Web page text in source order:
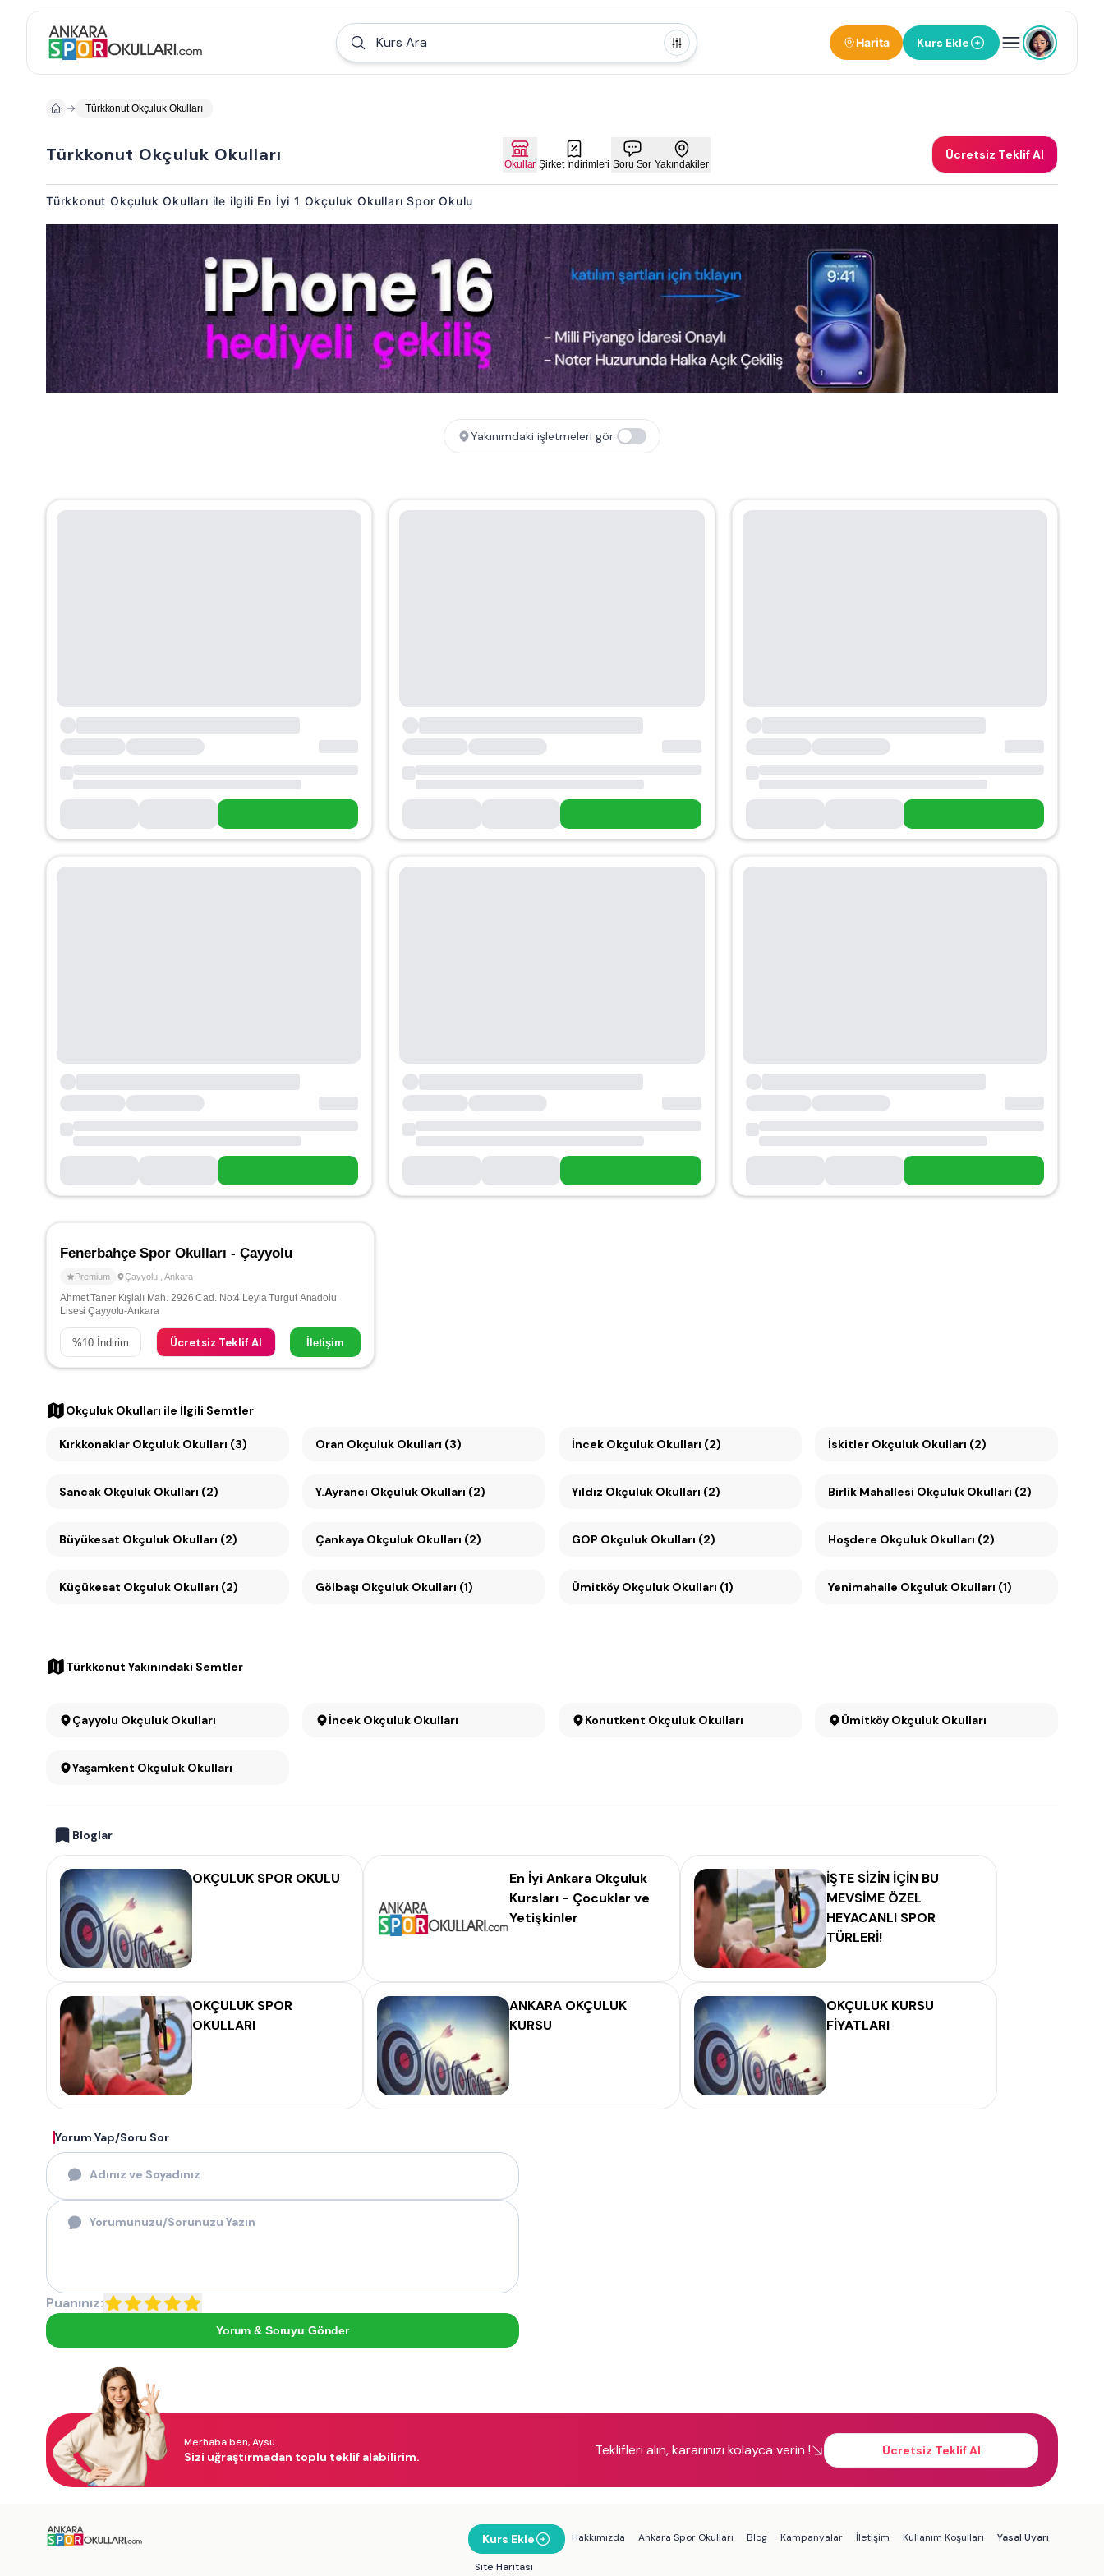
Kurs Ara Harita Kurs Ekle
Türkkonut Okçuluk Okulları
Türkkonut Okçuluk Okulları Okullar Şirket İndirimleri Soru Sor Yakındakiler
Ücretsiz Teklif Al
Türkkonut Okçuluk Okulları ile ilgili En İyi 1 Okçuluk Okulları Spor Okulu
Yakınımdaki işletmeleri gör
Fenerbahçe Spor Okulları - Çayyolu
Premium Çayyolu Ankara
Ahmet Taner Kışlalı Mah. 2926 Cad. No:4 Leyla Turgut Anadolu
Lisesi Çayyolu-Ankara
%10 İndirim Ücretsiz Teklif Al İletişim
Okçuluk Okulları ile İlgili Semtler
Kırkkonaklar Okçuluk Okulları (3) Oran Okçuluk Okulları (3) İncek Okçuluk Okulları (2) İskitler Okçuluk Okulları (2)
Sancak Okçuluk Okulları (2) Y.Ayrancı Okçuluk Okulları (2) Yıldız Okçuluk Okulları (2) Birlik Mahallesi Okçuluk Okulları (2)
Büyükesat Okçuluk Okulları (2) Çankaya Okçuluk Okulları (2) GOP Okçuluk Okulları (2) Hoşdere Okçuluk Okulları (2)
Küçükesat Okçuluk Okulları (2) Gölbaşı Okçuluk Okulları (1) Ümitköy Okçuluk Okulları (1) Yenimahalle Okçuluk Okulları (1)
Türkkonut Yakınındaki Semtler
Çayyolu Okçuluk Okulları İncek Okçuluk Okulları Konutkent Okçuluk Okulları Ümitköy Okçuluk Okulları
Yaşamkent Okçuluk Okulları
Bloglar
OKÇULUK SPOR OKULU
En İyi Ankara Okçuluk
Kursları - Çocuklar ve
Yetişkinler
İŞTE SİZİN İÇİN BU
MEVSİME ÖZEL
HEYACANLI SPOR
TÜRLERİ!
OKÇULUK SPOR
OKULLARI
ANKARA OKÇULUK
KURSU
OKÇULUK KURSU
FİYATLARI
Yorum Yap/Soru Sor
Puanınız:
Yorum & Soruyu Gönder
Merhaba ben, Aysu.
Sizi uğraştırmadan toplu teklif alabilirim. Teklifleri alın, kararınızı kolayca verin ! Ücretsiz Teklif Al
Kurs Ekle Hakkımızda Ankara Spor Okulları Blog Kampanyalar İletişim Kullanım Koşulları Yasal Uyarı
Site Haritası